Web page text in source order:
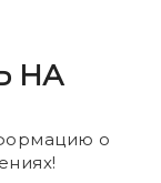
НА
о